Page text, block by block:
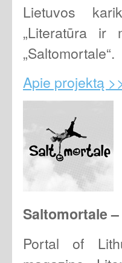
Lietuvos
„Literatūra ir
„Saltomortale“.
Apie projektą
Saltomortale
Portal of